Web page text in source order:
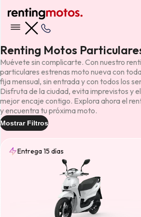
Renting Motos
Muévete sin complicarte. Con nuestro
particulares estrenas moto nueva con
fija mensual, sin entrada y con todos los
Disfruta de la ciudad, evita imprevistos y
mejor encaje contigo. Explora ahora el
y encuentra tu próxima moto.
Mostrar Filtros
Entrega 15 días